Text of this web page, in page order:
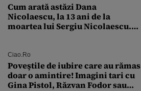
Cum arată astăzi Dana
Nicolaescu, la 13 ani de la
moartea lui Sergiu Nicolaescu.
Ciao.ro
Poveştile de iubire care au rămas
doar o amintire! Imagini tari cu
Gina Pistol, Răzvan Fodor sau